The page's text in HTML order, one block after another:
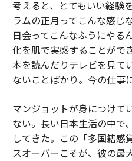
考えると、とてもいい経験
ラムの正月ってこんな感じ
日会ってこんなふうにやる
化を肌で実感することがで
本を読んだりテレビを見て
ないことばかり。今の仕事
マンジョットが身につけて
ない。長い日本生活の中で
してきた。この「多国籍感
スオーバーこそが、彼の最